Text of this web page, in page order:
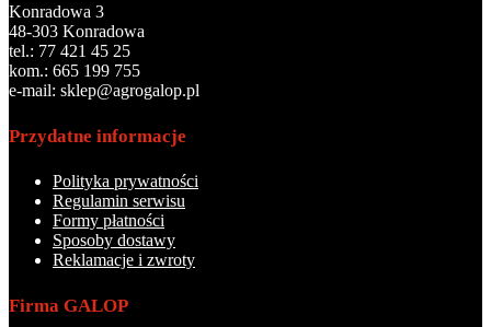
Konradowa 3
48-303 Konradowa
tel.: 77 421 45 25
kom.: 665 199 755
e-mail: sklep@agrogalop.pl
Przydatne informacje
Polityka prywatności
Regulamin serwisu
Formy płatności
Sposoby dostawy
Reklamacje i zwroty
Firma GALOP